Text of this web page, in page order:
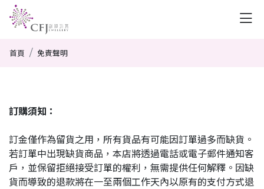
首頁 免責聲明
訂購須知：
訂金僅作為留貨之用，所有貨品有可能因訂單過多而缺貨。
若訂單中出現缺貨商品，本店將透過電話或電子郵件通知客
戶，並保留拒絕接受訂單的權利，無需提供任何解釋。因缺
貨而導致的退款將在一至兩個工作天內以原有的支付方式退